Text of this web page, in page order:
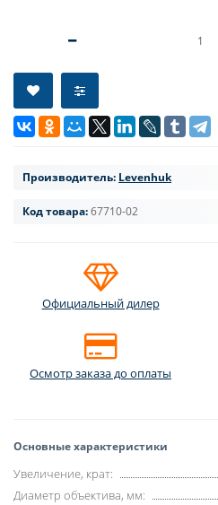
Производитель: Levenhuk
Код товара:67710-02
Официальный дилер
Осмотр заказа до оплаты
Основные характеристики
Увеличение, крат:
Диаметр объектива, мм: